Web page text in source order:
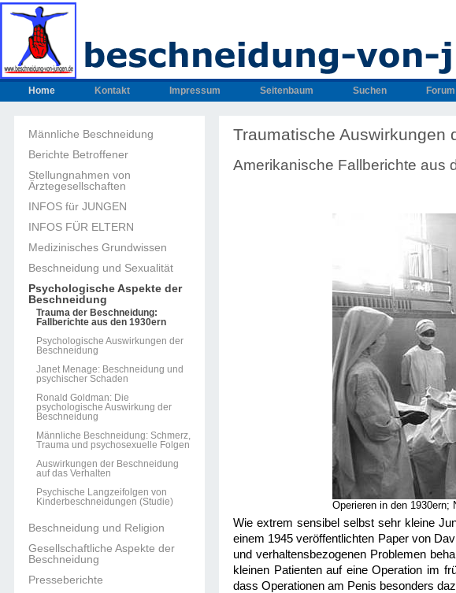
Home Kontakt Impressum Seitenbaum Suchen Forum
Männliche Beschneidung
Berichte Betroffener
Stellungnahmen von
Ärztegesellschaften
INFOS für JUNGEN
INFOS FÜR ELTERN
Medizinisches Grundwissen
Beschneidung und Sexualität
Psychologische Aspekte der
Beschneidung
Trauma der Beschneidung:
Fallberichte aus den 1930ern
Psychologische Auswirkungen der
Beschneidung
Janet Menage: Beschneidung und
psychischer Schaden
Ronald Goldman: Die
psychologische Auswirkung der
Beschneidung
Männliche Beschneidung: Schmerz,
Trauma und psychosexuelle Folgen
Auswirkungen der Beschneidung
auf das Verhalten
Psychische Langzeifolgen von
Kinderbeschneidungen (Studie)
Beschneidung und Religion
Gesellschaftliche Aspekte der
Beschneidung
Presseberichte
Traumatische Auswirkungen
Amerikanische Fallberichte aus
Operieren in den 1930ern;
Wie extrem sensibel selbst sehr kleine
einem 1945 veröffentlichten Paper von
und verhaltensbezogenen Problemen
kleinen Patienten auf eine Operation im
dass Operationen am Penis besonders